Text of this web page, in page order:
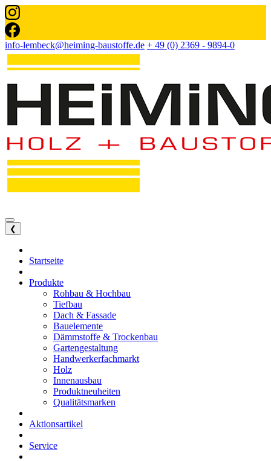
info-lembeck@heiming-baustoffe.de + 49 (0) 2369 - 9894-0
❮
Startseite
Produkte
Rohbau & Hochbau
Tiefbau
Dach & Fassade
Bauelemente
Dämmstoffe & Trockenbau
Gartengestaltung
Handwerkerfachmarkt
Holz
Innenausbau
Produktneuheiten
Qualitätsmarken
Aktionsartikel
Service